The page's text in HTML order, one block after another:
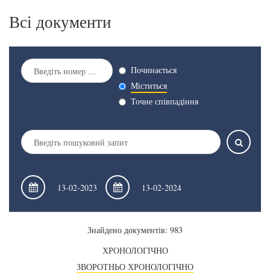
Всі документи
Починається
Міститься
Точне співпадіння
Знайдено документів: 983
ХРОНОЛОГІЧНО
ЗВОРОТНЬО ХРОНОЛОГІЧНО